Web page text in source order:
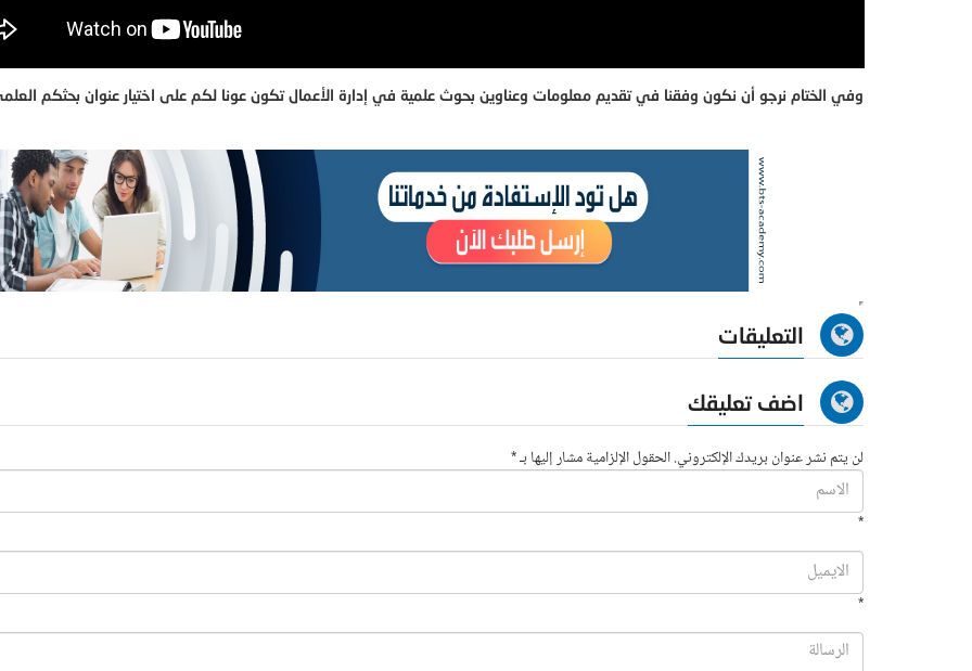
وفي الختام نرجو أن نكون وفقنا في تقديم معلومات وعناوين بحوث علمية في إدارة الأعمال تكون عونا لكم على اختيار عنوان بحثكم
التعليقات
اضف تعليقك
لن يتم نشر عنوان بريدك الإلكتروني. الحقول الإلزامية مشار إليها بـ *
*
*